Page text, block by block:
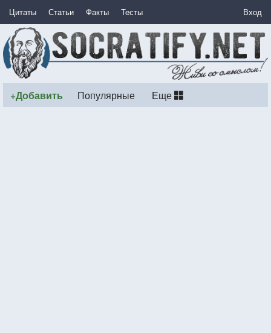
Цитаты Статьи Факты Тесты Вход
+Добавить Популярные Еще